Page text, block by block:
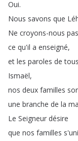
Oui.
Nous savons que
Ne croyons-nous pas
ce qu'il a enseigné,
et les paroles de tous
Ismaël,
nos deux familles
une branche de la
Le Seigneur désire
que nos familles